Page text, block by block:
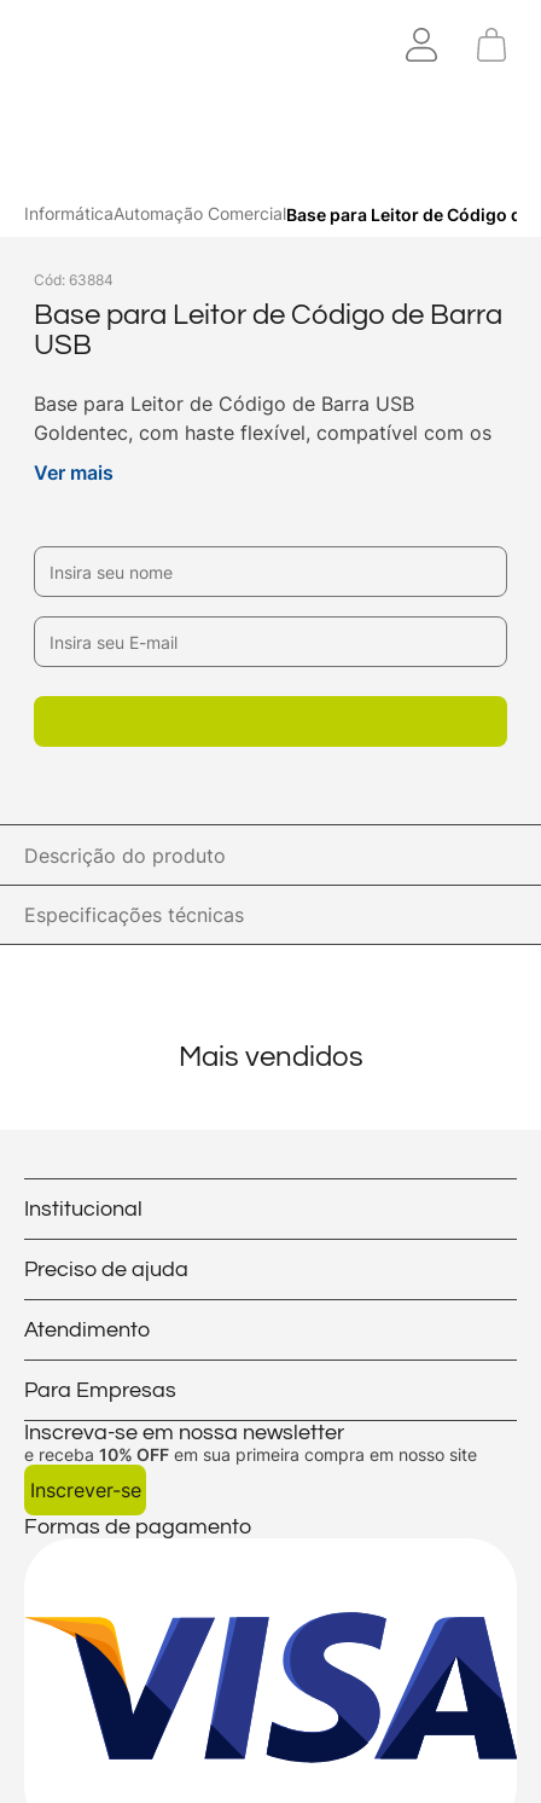
InformáticaAutomação ComercialBase para Leitor de Código de
Cód: 63884
Base para Leitor de Código de Barra
USB
Base para Leitor de Código de Barra USB
Goldentec, com haste flexível, compatível com os
leitores de código de barras Goldentec. Garanta o
Ver mais
Descrição do produto
Especificações técnicas
Mais vendidos
Institucional
Preciso de ajuda
Atendimento
Para Empresas
Inscreva-se em nossa newsletter
e receba 10% OFF em sua primeira compra em nosso site
Inscrever-se
Formas de pagamento